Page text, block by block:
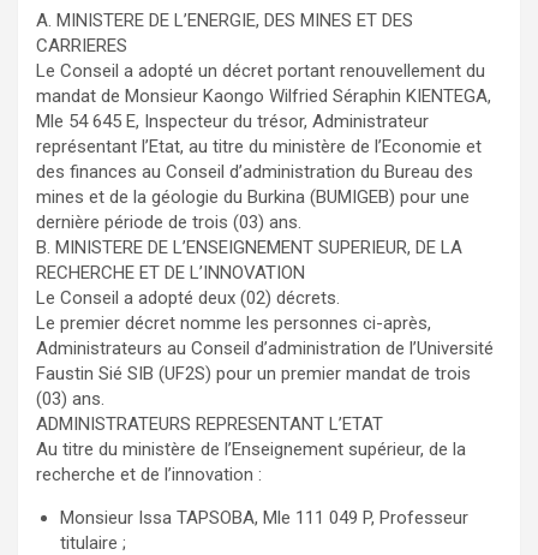
A. MINISTERE DE L’ENERGIE, DES MINES ET DES
CARRIERES
Le Conseil a adopté un décret portant renouvellement du
mandat de Monsieur Kaongo Wilfried Séraphin KIENTEGA,
Mle 54 645 E, Inspecteur du trésor, Administrateur
représentant l’Etat, au titre du ministère de l’Economie et
des finances au Conseil d’administration du Bureau des
mines et de la géologie du Burkina (BUMIGEB) pour une
dernière période de trois (03) ans.
B. MINISTERE DE L’ENSEIGNEMENT SUPERIEUR, DE LA
RECHERCHE ET DE L’INNOVATION
Le Conseil a adopté deux (02) décrets.
Le premier décret nomme les personnes ci-après,
Administrateurs au Conseil d’administration de l’Université
Faustin Sié SIB (UF2S) pour un premier mandat de trois
(03) ans.
ADMINISTRATEURS REPRESENTANT L’ETAT
Au titre du ministère de l’Enseignement supérieur, de la
recherche et de l’innovation :
Monsieur Issa TAPSOBA, Mle 111 049 P, Professeur
titulaire ;